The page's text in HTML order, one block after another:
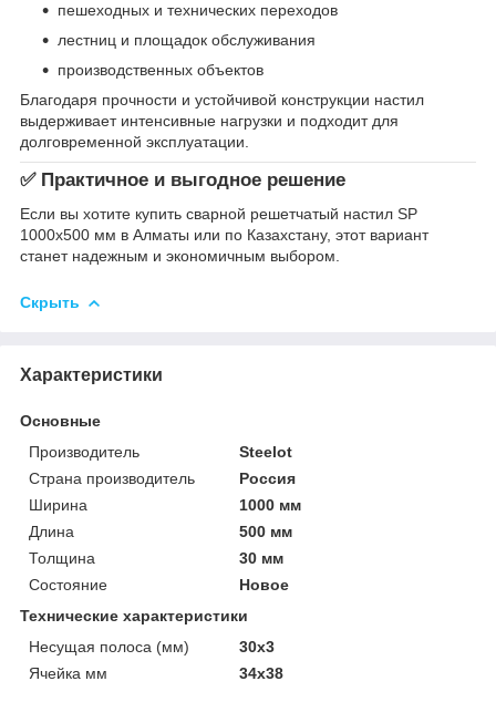
пешеходных и технических переходов
лестниц и площадок обслуживания
производственных объектов
Благодаря прочности и устойчивой конструкции настил
выдерживает интенсивные нагрузки и подходит для
долговременной эксплуатации.
✅ Практичное и выгодное решение
Если вы хотите купить сварной решетчатый настил SP
1000х500 мм в Алматы или по Казахстану, этот вариант
станет надежным и экономичным выбором.
Скрыть
Характеристики
Основные
Производитель
Steelot
Страна производитель
Россия
Ширина
1000 мм
Длина
500 мм
Толщина
30 мм
Состояние
Новое
Технические характеристики
Несущая полоса (мм)
30х3
Ячейка мм
34х38